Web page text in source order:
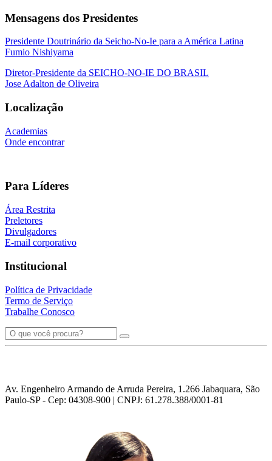
Mensagens dos Presidentes
Presidente Doutrinário da Seicho-No-Ie para a América Latina
Fumio Nishiyama
Diretor-Presidente da SEICHO-NO-IE DO BRASIL
Jose Adalton de Oliveira
Localização
Academias
Onde encontrar
Para Líderes
Área Restrita
Preletores
Divulgadores
E-mail corporativo
Institucional
Política de Privacidade
Termo de Serviço
Trabalhe Conosco
Av. Engenheiro Armando de Arruda Pereira, 1.266 Jabaquara, São
Paulo-SP - Cep: 04308-900 | CNPJ: 61.278.388/0001-81